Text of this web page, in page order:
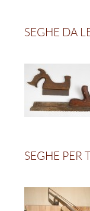
SEGHE DA
SEGHE PER